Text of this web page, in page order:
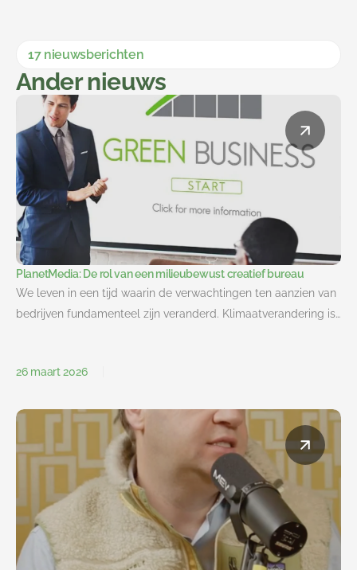
17 nieuwsberichten
Ander nieuws
PlanetMedia: De rol van een milieubewust creatief bureau
We leven in een tijd waarin de verwachtingen ten aanzien van
bedrijven fundamenteel zijn veranderd. Klimaatverandering is…
26 maart 2026